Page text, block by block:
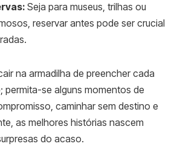
Seja para museus, trilhas ou
reservar antes pode ser crucial
na armadilha de preencher cada
permita-se alguns momentos de
caminhar sem destino e
as melhores histórias nascem
do acaso.